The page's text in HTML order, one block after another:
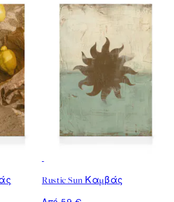
Rustic Sun Καμβάς